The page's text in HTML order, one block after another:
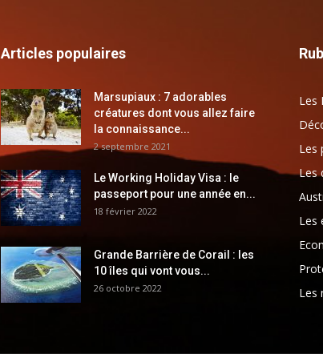
Articles populaires
Marsupiaux : 7 adorables
créatures dont vous allez faire
la connaissance...
2 septembre 2021
Le Working Holiday Visa : le
passeport pour une année en...
18 février 2022
Grande Barrière de Corail : les
10 îles qui vont vous...
26 octobre 2022
Les
Les
Les
Les
Les